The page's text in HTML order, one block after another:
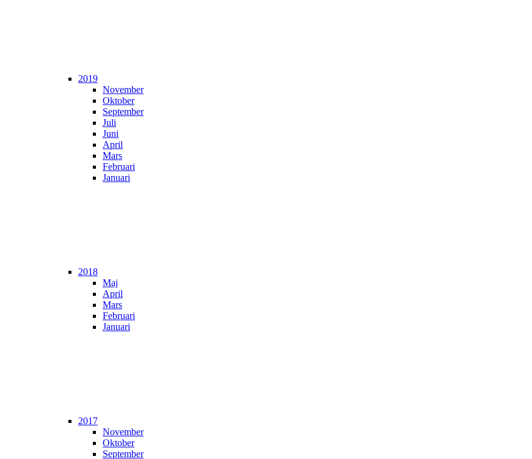
2019
November
Oktober
September
Juli
Juni
April
Mars
Februari
Januari
2018
Maj
April
Mars
Februari
Januari
2017
November
Oktober
September